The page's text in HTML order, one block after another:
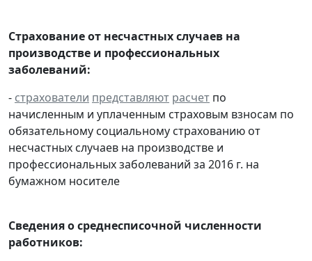
Страхование от несчастных случаев на
производстве и профессиональных
заболеваний:
- страхователи представляют расчет по
начисленным и уплаченным страховым взносам по
обязательному социальному страхованию от
несчастных случаев на производстве и
профессиональных заболеваний за 2016 г. на
бумажном носителе
Сведения о среднесписочной численности
работников: